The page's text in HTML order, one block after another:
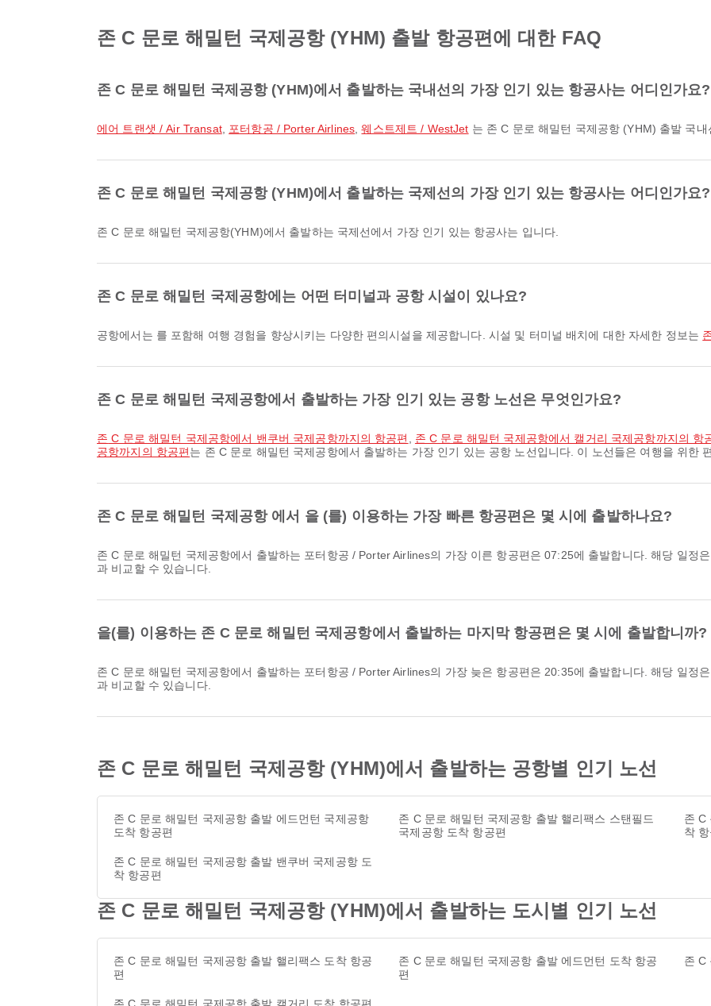
존 C 문로 해밀턴 국제공항 (YHM) 출발 항공편에 대한 FAQ
존 C 문로 해밀턴 국제공항 (YHM)에서 출발하는 국내선의 가장 인기 있는 항공사는 어디인가요?
에어 트랜샛 / Air Transat, 포터항공 / Porter Airlines ,웨스트제트 / WestJet 는 존 C 문로 해밀턴 국제공항 (YHM) 출발 국
존 C 문로 해밀턴 국제공항 (YHM)에서 출발하는 국제선의 가장 인기 있는 항공사는 어디인가요?
존 C 문로 해밀턴 국제공항(YHM)에서 출발하는 국제선에서 가장 인기 있는 항공사는 입니다.
존 C 문로 해밀턴 국제공항에는 어떤 터미널과 공항 시설이 있나요?
공항에서는 를 포함해 여행 경험을 향상시키는 다양한 편의시설을 제공합니다. 시설 및 터미널 배치에 대한 자세한 정보는
존 C 문로 해밀턴 국제공항에서 출발하는 가장 인기 있는 공항 노선은 무엇인가요?
존 C 문로 해밀턴 국제공항에서 밴쿠버 국제공항까지의 항공편 존 C 문로 해밀턴 국제공항에서 캘거리 국제공항까지의 항
공항까지의 항공편는 존 C 문로 해밀턴 국제공항에서 출발하는 가장 인기 있는 공항 노선입니다. 이 노선들은 여행을 위한
존 C 문로 해밀턴 국제공항 에서 을 (를) 이용하는 가장 빠른 항공편은 몇 시에 출발하나요?
존 C 문로 해밀턴 국제공항에서 출발하는 포터항공 / Porter Airlines의 가장 이른 항공편은 07:25에 출발합니다. 해당 일정은 Airpaz에서 확인하고 다른 이용 가능한 항공편 옵션
과 비교할 수 있습니다.
을(를) 이용하는 존 C 문로 해밀턴 국제공항에서 출발하는 마지막 항공편은 몇 시에 출발합니까?
존 C 문로 해밀턴 국제공항에서 출발하는 포터항공 / Porter Airlines의 가장 늦은 항공편은 20:35에 출발합니다. 해당 일정은 Airpaz에서 확인하고 다른 이용 가능한 항공편 옵션
과 비교할 수 있습니다.
존 C 문로 해밀턴 국제공항 (YHM)에서 출발하는 공항별 인기 노선
존 C 문로 해밀턴 국제공항 출발 에드먼턴 국제공항
도착 항공편
존 C 문로 해밀턴 국제공항 출발 핼리팩스 스탠필드
국제공항 도착 항공편
존 C
착
존 C 문로 해밀턴 국제공항 출발 밴쿠버 국제공항 도
착 항공편
존 C 문로 해밀턴 국제공항 (YHM)에서 출발하는 도시별 인기 노선
존 C 문로 해밀턴 국제공항 출발 핼리팩스 도착 항공
편
존 C 문로 해밀턴 국제공항 출발 에드먼턴 도착 항공
편
존 C